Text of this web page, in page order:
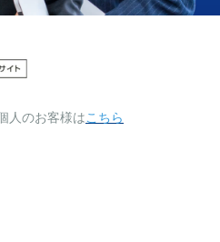
人のお客様はこちら